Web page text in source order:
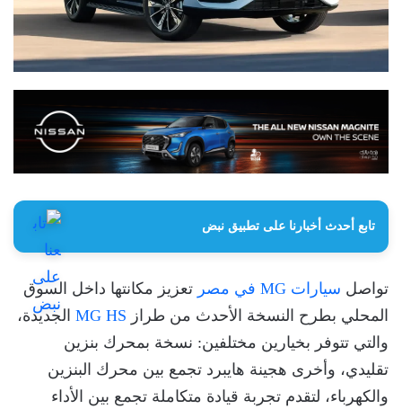
تابع أحدث أخبارنا على تطبيق نبض
تواصل سيارات MG في مصر
تعزيز مكانتها داخل السوق
المحلي بطرح النسخة الأحدث من طراز MG HS الجديدة،
والتي تتوفر بخيارين مختلفين: نسخة بمحرك بنزين
تقليدي، وأخرى هجينة هايبرد تجمع بين محرك البنزين
والكهرباء، لتقدم تجربة قيادة متكاملة تجمع بين الأداء